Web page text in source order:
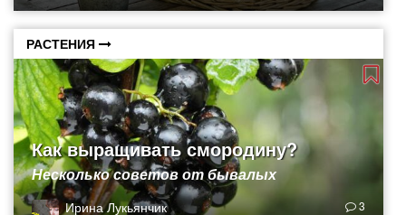
РАСТЕНИЯ
Как выращивать смородину?
Несколько советов от бывалых
Ирина Лукьянчик 3